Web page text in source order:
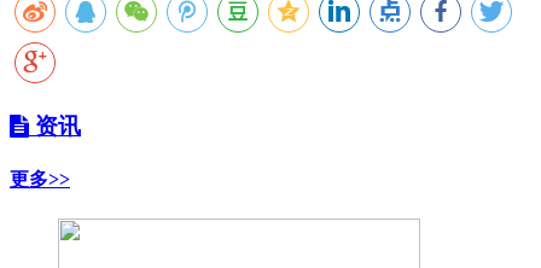
资讯
更多>>